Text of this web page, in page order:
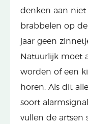
denken aan niet
brabbelen op
jaar geen
Natuurlijk moet
worden of een
horen. Als dit
soort
vullen de artsen